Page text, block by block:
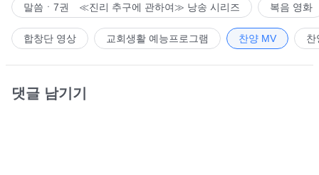
말씀ㆍ7권 ≪진리 추구에 관하여≫ 낭송 시리즈 복음 영화
합창단 영상 교회생활 예능프로그램 찬양 MV 찬
댓글 남기기